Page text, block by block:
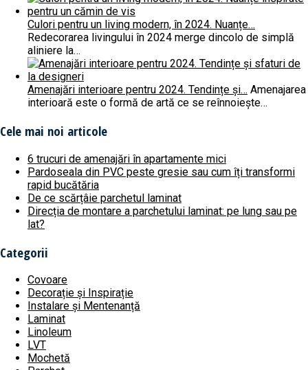
Culori pentru un living modern, în 2024. Nuanțe…
Redecorarea livingului în 2024 merge dincolo de simplă
aliniere la…
Amenajări interioare pentru 2024. Tendințe și… Amenajarea
interioară este o formă de artă ce se reînnoiește…
Cele mai noi articole
6 trucuri de amenajări în apartamente mici
Pardoseala din PVC peste gresie sau cum îți transformi
rapid bucătăria
De ce scărțâie parchetul laminat
Direcția de montare a parchetului laminat: pe lung sau pe
lat?
Categorii
Covoare
Decorație și Inspirație
Instalare și Mentenanță
Laminat
Linoleum
LVT
Mochetă